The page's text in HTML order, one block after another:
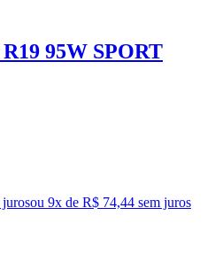
95W SPORT
ou 9x de R$ 74,44 sem juros